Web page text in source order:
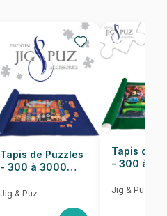
8699375066463
1000 pièces
68 x 48 cm
Tapis de Puzzles
- 300 à 3000
Jig & Puz
Tapis de
- 300 à
Jig & Puz